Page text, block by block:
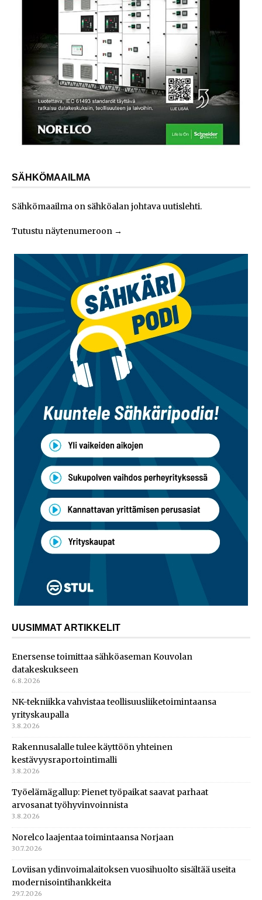
SÄHKÖMAAILMA
Sähkömaailma on sähköalan johtava uutislehti.
Tutustu näytenumeroon →
UUSIMMAT ARTIKKELIT
Enersense toimittaa sähköaseman Kouvolan
datakeskukseen
6.8.2026
NK-tekniikka vahvistaa teollisuusliiketoimintaansa
yrityskaupalla
3.8.2026
Rakennusalalle tulee käyttöön yhteinen
kestävyysraportointimalli
3.8.2026
Työelämägallup: Pienet työpaikat saavat parhaat
arvosanat työhyvinvoinnista
3.8.2026
Norelco laajentaa toimintaansa Norjaan
30.7.2026
Loviisan ydinvoimalaitoksen vuosihuolto sisältää useita
modernisointihankkeita
29.7.2026